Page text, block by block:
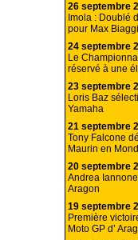
26 septembre
Imola : Doublé
pour Max
24 septembre
Le
réservé à une
23 septembre
Loris Baz
Yamaha
21 septembre
Tony Falcone
Maurin en
20 septembre
Andrea
Aragon
19 septembre
Première
Moto GP d’